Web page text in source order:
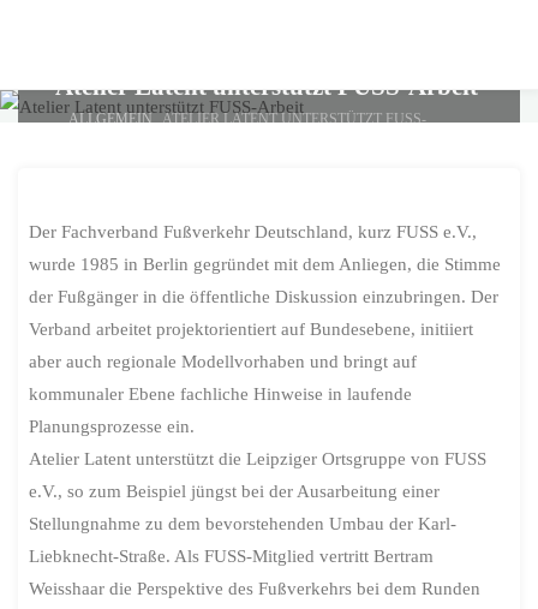
Atelier Latent unterstützt FUSS-Arbeit
HOME
ALLGEMEIN ATELIER LATENT UNTERSTÜTZT FUSS-
Der Fachverband Fußverkehr Deutschland, kurz FUSS e.V.,
wurde 1985 in Berlin gegründet mit dem Anliegen, die Stimme
der Fußgänger in die öffentliche Diskussion einzubringen. Der
Verband arbeitet projektorientiert auf Bundesebene, initiiert
aber auch regionale Modellvorhaben und bringt auf
kommunaler Ebene fachliche Hinweise in laufende
Planungsprozesse ein.
Atelier Latent unterstützt die Leipziger Ortsgruppe von FUSS
e.V., so zum Beispiel jüngst bei der Ausarbeitung einer
Stellungnahme zu dem bevorstehenden Umbau der Karl-
Liebknecht-Straße. Als FUSS-Mitglied vertritt Bertram
Weisshaar die Perspektive des Fußverkehrs bei dem Runden